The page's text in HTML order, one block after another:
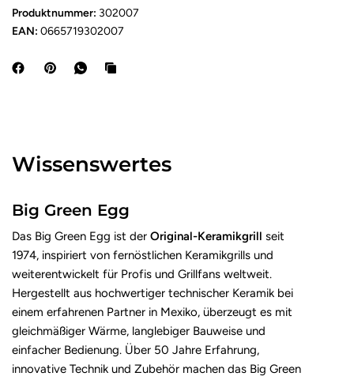
Produktnummer: 302007
EAN: 0665719302007
Wissenswertes
Big Green Egg
Das Big Green Egg ist derOriginal-Keramikgrillseit
1974, inspiriert von fernöstlichen Keramikgrills und
weiterentwickelt für Profis und Grillfans weltweit.
Hergestellt aus hochwertiger technischer Keramik bei
einem erfahrenen Partner in Mexiko, überzeugt es mit
gleichmäßiger Wärme, langlebiger Bauweise und
einfacher Bedienung. Über 50 Jahre Erfahrung,
innovative Technik und Zubehör machen das Big Green